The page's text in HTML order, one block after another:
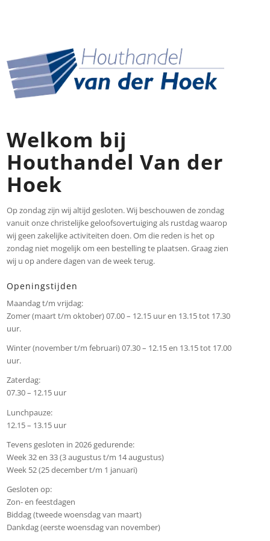
Welkom bij
Houthandel Van der
Hoek
Op zondag zijn wij altijd gesloten. Wij beschouwen de zondag
vanuit onze christelijke geloofsovertuiging als rustdag waarop
wij geen zakelijke activiteiten doen. Om die reden is het op
zondag niet mogelijk om een bestelling te plaatsen. Graag zien
wij u op andere dagen van de week terug.
Openingstijden
Maandag t/m vrijdag:
Zomer (maart t/m oktober) 07.00 – 12.15 uur en 13.15 tot 17.30
uur.
Winter (november t/m februari) 07.30 – 12.15 en 13.15 tot 17.00
uur.
Zaterdag:
07.30 – 12.15 uur
Lunchpauze:
12.15 – 13.15 uur
Tevens gesloten in 2026 gedurende:
Week 32 en 33 (3 augustus t/m 14 augustus)
Week 52 (25 december t/m 1 januari)
Gesloten op:
Zon- en feestdagen
Biddag (tweede woensdag van maart)
Dankdag (eerste woensdag van november)